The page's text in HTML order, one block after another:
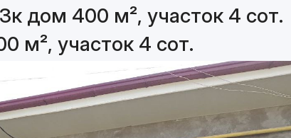
дом 400 м², участок 4 сот.
м², участок 4 сот.